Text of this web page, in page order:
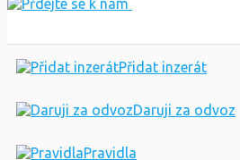
Přidat inzerát
Daruji za odvoz
Pravidla